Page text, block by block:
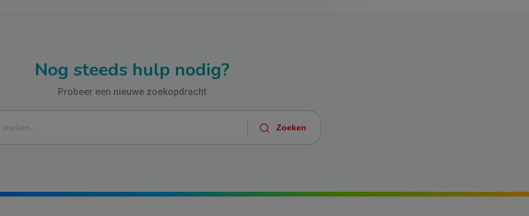
Nog steeds hulp nodig?
Probeer een nieuwe zoekopdracht